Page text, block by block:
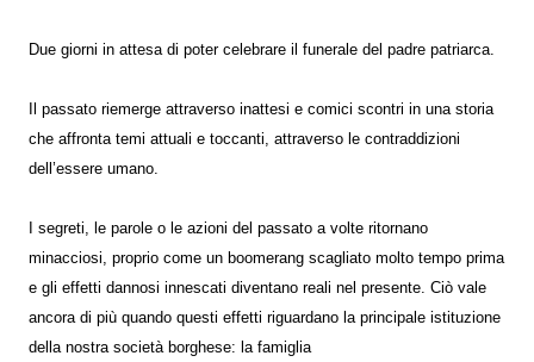
Due giorni in attesa di poter celebrare il funerale del padre patriarca.
Il passato riemerge attraverso inattesi e comici scontri in una storia
che affronta temi attuali e toccanti, attraverso le contraddizioni
dell’essere umano.
I segreti, le parole o le azioni del passato a volte ritornano
minacciosi, proprio come un boomerang scagliato molto tempo prima
e gli effetti dannosi innescati diventano reali nel presente. Ciò vale
ancora di più quando questi effetti riguardano la principale istituzione
della nostra società borghese: la famiglia